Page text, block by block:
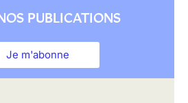
PUBLICATIONS
Je m'abonne